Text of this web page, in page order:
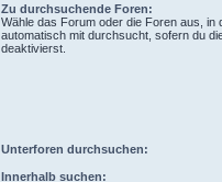
Zu durchsuchende Foren:
Wähle das Forum oder die Foren aus,
automatisch mit durchsucht, sofern du
deaktivierst.
Unterforen durchsuchen:
Innerhalb suchen: